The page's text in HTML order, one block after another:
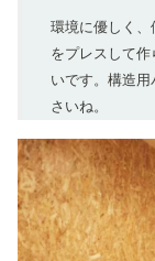
環境に優しく
をプレスして
いです。構造
さいね。